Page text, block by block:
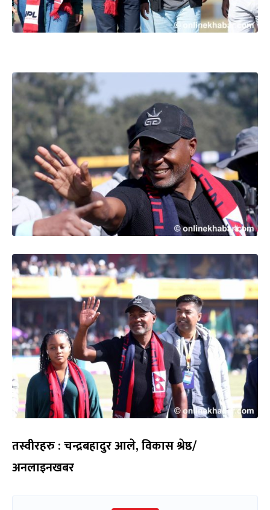
तस्वीरहरु : चन्द्रबहादुर आले, विकास श्रेष्ठ/
अनलाइनखबर